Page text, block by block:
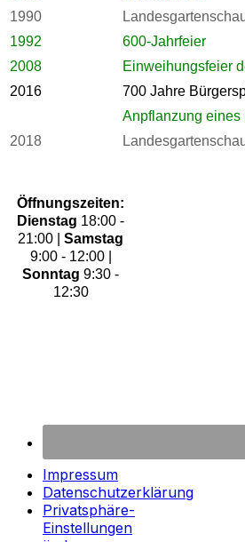
1990
1992
600-Jahrfeier
2008
Einweihungsfeier
2016
700 Jahre
Anpflanzung eines
2018
Öffnungszeiten:
Dienstag 18:00 -
21:00 |Samstag
9:00 - 12:00 |
Sonntag 9:30 -
12:30
Impressum
Datenschutzerklärung
Privatsphäre-
Einstellungen